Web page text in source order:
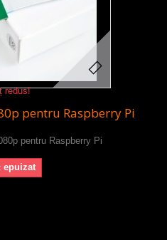
redus!
pentru Raspberry Pi
pentru Raspberry Pi
epuizat